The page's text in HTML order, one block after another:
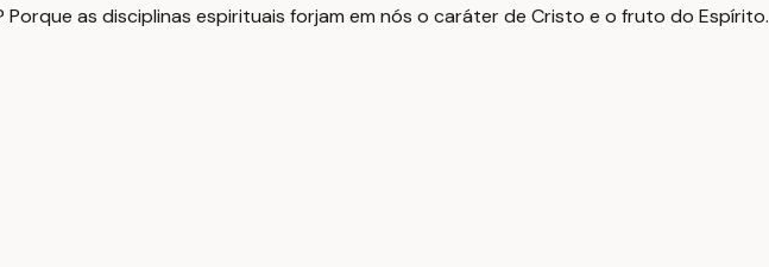
as disciplinas espirituais forjam em nós o caráter de Cristo e o fruto do Espírito.